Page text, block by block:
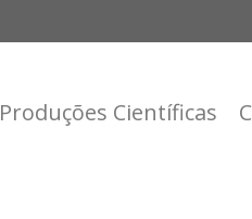
Produções Científicas